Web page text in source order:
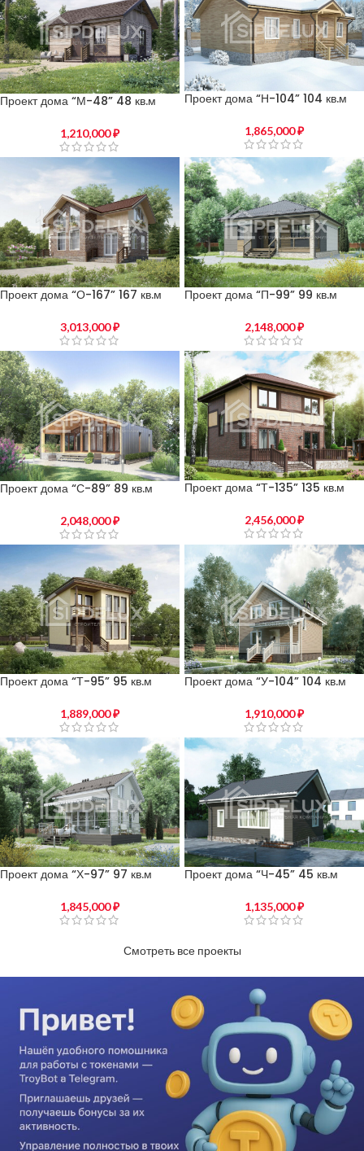
Проект дома “М-48” 48 кв.м
1,210,000₽
Проект дома “Н-104” 104 кв.м
1,865,000₽
Проект дома “О-167” 167 кв.м
3,013,000₽
Проект дома “П-99” 99 кв.м
2,148,000₽
Проект дома “С-89” 89 кв.м
2,048,000₽
Проект дома “Т-135” 135 кв.м
2,456,000₽
Проект дома “Т-95” 95 кв.м
1,889,000₽
Проект дома “У-104” 104 кв.м
1,910,000₽
Проект дома “Х-97” 97 кв.м
1,845,000₽
Проект дома “Ч-45” 45 кв.м
1,135,000₽
Смотреть все проекты